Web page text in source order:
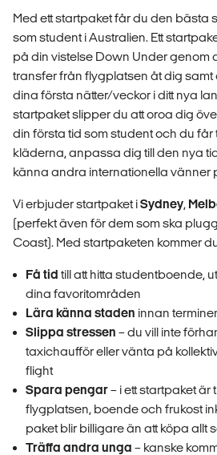
Med ett startpaket får du den bästa
som student i Australien. Ett
på din vistelse Down Under genom
transfer från flygplatsen åt dig
dina första nätter/veckor i ditt nya
startpaket slipper du att oroa dig
din första tid som student och du får
kläderna, anpassa dig till den nya
känna andra internationella vänner
Vi erbjuder startpaket iSydney,
(perfekt även för dem som ska
Coast). Med startpaketen kommer
Få tid till att hitta studentboende,
dina favoritområden
Lära känna staden innan
Slippa stressen – du vill inte
taxichaufför eller vänta på
flight
Spara pengar– i ett startpaket är
flygplatsen, boende och frukost
paket blir billigare än att köpa allt
Träffa andra unga – kanske